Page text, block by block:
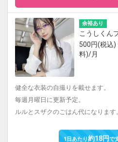
余裕あり
こうしくん
500円(税込)
料)/月
健全な衣装の自撮りを載せます。
毎週月曜日に更新予定。
ルルとスザクのごはん代になります
1日あたり約18円で